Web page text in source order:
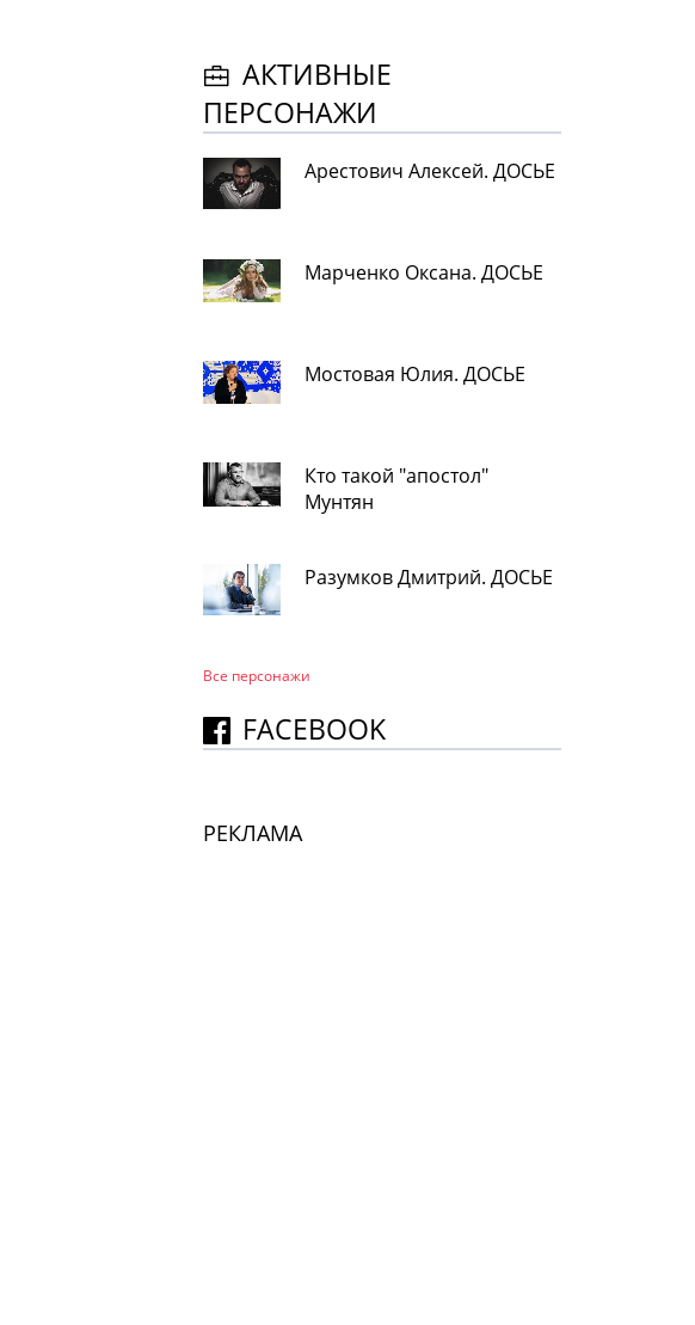
АКТИВНЫЕ
ПЕРСОНАЖИ
Арестович Алексей. ДОСЬЕ
Марченко Оксана. ДОСЬЕ
Мостовая Юлия. ДОСЬЕ
Кто такой "апостол"
Мунтян
Разумков Дмитрий. ДОСЬЕ
Все персонажи
FACEBOOK
РЕКЛАМА